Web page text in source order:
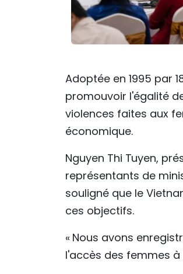
Adoptée en 1995 par
promouvoir l'égalité
violences faites aux
économique.
Nguyen Thi Tuyen,
représentants de
souligné que le
ces objectifs.
« Nous avons
l'accès des femmes